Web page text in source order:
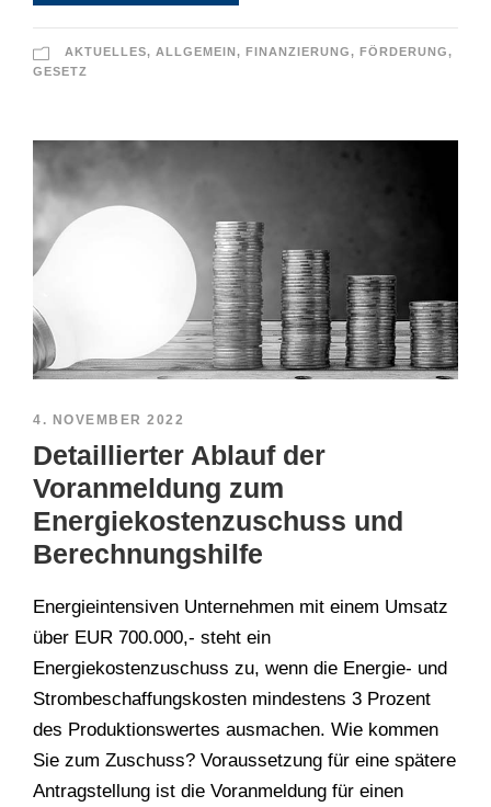
AKTUELLES, ALLGEMEIN, FINANZIERUNG, FÖRDERUNG,
GESETZ
4. NOVEMBER 2022
Detaillierter Ablauf der
Voranmeldung zum
Energiekostenzuschuss und
Berechnungshilfe
Energieintensiven Unternehmen mit einem Umsatz
über EUR 700.000,- steht ein
Energiekostenzuschuss zu, wenn die Energie- und
Strombeschaffungskosten mindestens 3 Prozent
des Produktionswertes ausmachen. Wie kommen
Sie zum Zuschuss? Voraussetzung für eine spätere
Antragstellung ist die Voranmeldung für einen